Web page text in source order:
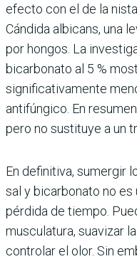
efecto con el de la
Cándida albicans, una
por hongos. La
bicarbonato al 5 %
significativamente
antifúngico. En
pero no sustituye a un
En definitiva, sumergir
sal y bicarbonato no es
pérdida de tiempo.
musculatura, suavizar
controlar el olor. Sin